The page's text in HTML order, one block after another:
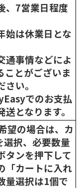
、7営業日程度
始は休業日とな
事情などによ
ことがございま
い。
でのお支払
となります。
望の場合は、カ
択、必要数量
タンを押下して
「カートに入れ
量選択は1個で